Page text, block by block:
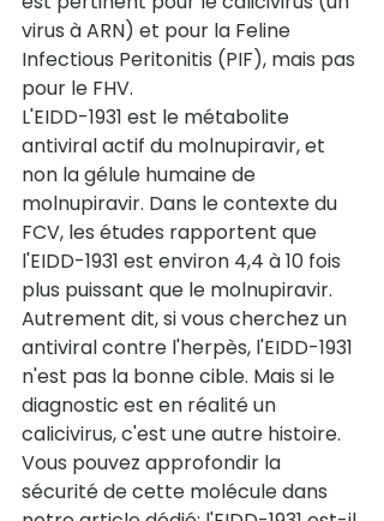
virus à ARN) et pour la Feline
Infectious Peritonitis (PIF), mais pas
pour le FHV.
L'EIDD-1931 est le métabolite
antiviral actif du molnupiravir, et
non la gélule humaine de
molnupiravir. Dans le contexte du
FCV, les études rapportent que
l'EIDD-1931 est environ 4,4 à 10 fois
plus puissant que le molnupiravir.
Autrement dit, si vous cherchez un
antiviral contre l'herpès, l'EIDD-1931
n'est pas la bonne cible. Mais si le
diagnostic est en réalité un
calicivirus, c'est une autre histoire.
Vous pouvez approfondir la
sécurité de cette molécule dans